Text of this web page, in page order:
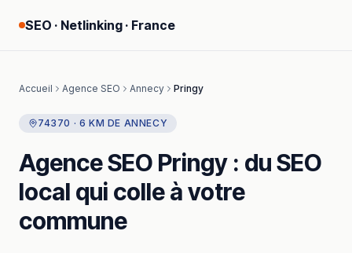
SEO · Netlinking · France
Accueil Agence SEO Annecy Pringy
74370 · 6 KM DE ANNECY
Agence SEO Pringy : du SEO
local qui colle à votre
commune